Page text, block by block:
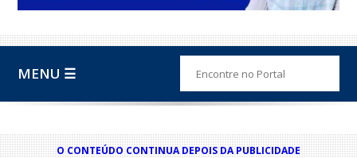
MENU ☰
O CONTEÚDO CONTINUA DEPOIS DA PUBLICIDADE